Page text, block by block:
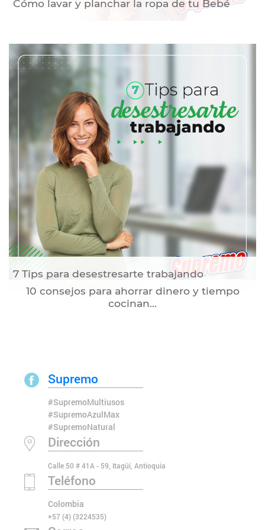
Cómo lavar y planchar la ropa de tu Bebé
7 Tips para desestresarte trabajando
10 consejos para ahorrar dinero y tiempo
cocinan...
Supremo
#SupremoMultiusos
#SupremoAzulMax
#SupremoNatural
Dirección
Calle 50 # 41A - 59, Itagüí, Antioquia
Teléfono
Colombia
+57 (4) (3224535)